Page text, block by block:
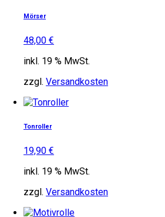
Mörser
48,00 €
inkl. 19 % MwSt.
zzgl. Versandkosten
Tonroller
19,90 €
inkl. 19 % MwSt.
zzgl. Versandkosten